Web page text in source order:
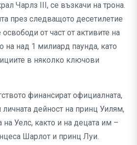
Чарлз III, се възкачи на трона.
през следващото десетилетие
от част от активите на
на над 1 милиард паунда, като
в няколко ключови
финансират официалната,
личната дейност на принц Уилям,
на Уелс, както и на децата им –
Шарлот и принц Луи.